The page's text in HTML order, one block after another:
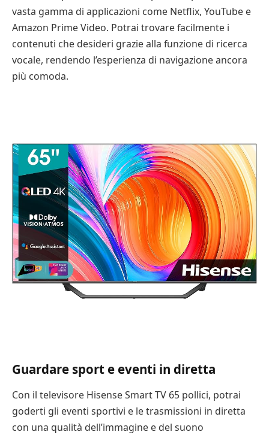
vasta gamma di applicazioni come Netflix, YouTube e
Amazon Prime Video. Potrai trovare facilmente i
contenuti che desideri grazie alla funzione di ricerca
vocale, rendendo l’esperienza di navigazione ancora
più comoda.
Guardare sport e eventi in diretta
Con il televisore Hisense Smart TV 65 pollici, potrai
goderti gli eventi sportivi e le trasmissioni in diretta
con una qualità dell’immagine e del suono